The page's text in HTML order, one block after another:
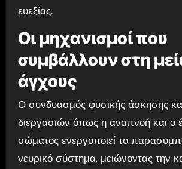
ευεξίας.
Οι μηχανισμοί που
συμβάλλουν στη
άγχους
Ο συνδυασμός φυσικής άσκησης
διεργασιών όπως η αναπνοή και ο
σώματος ενεργοποιεί το
νευρικό σύστημα, μειώνοντας την